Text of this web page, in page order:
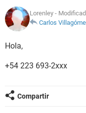
Lorenley -
Carlos
Hola,
+54 223 693-2xxx
Compartir